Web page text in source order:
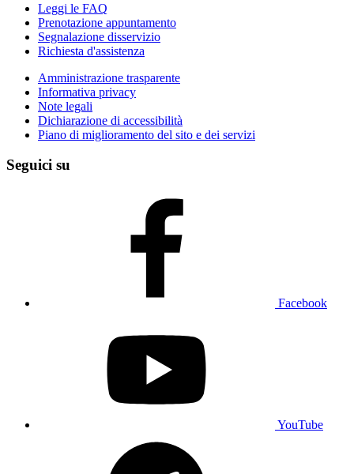
Leggi le FAQ
Prenotazione appuntamento
Segnalazione disservizio
Richiesta d'assistenza
Amministrazione trasparente
Informativa privacy
Note legali
Dichiarazione di accessibilità
Piano di miglioramento del sito e dei servizi
Seguici su
Facebook
YouTube